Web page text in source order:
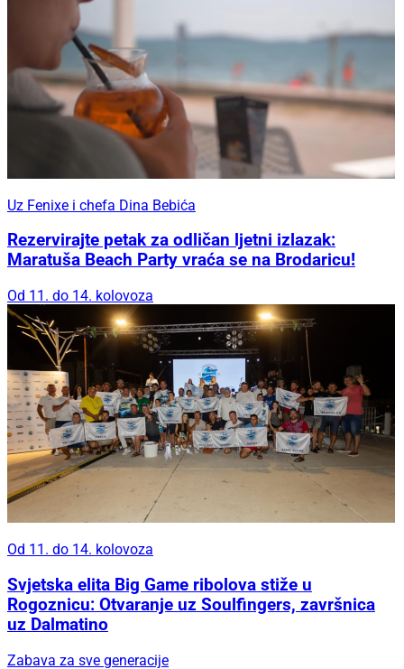
Uz Fenixe i chefa Dina Bebića
Rezervirajte petak za odličan ljetni izlazak:
Maratuša Beach Party vraća se na Brodaricu!
Od 11. do 14. kolovoza
Od 11. do 14. kolovoza
Svjetska elita Big Game ribolova stiže u
Rogoznicu: Otvaranje uz Soulfingers, završnica
uz Dalmatino
Zabava za sve generacije